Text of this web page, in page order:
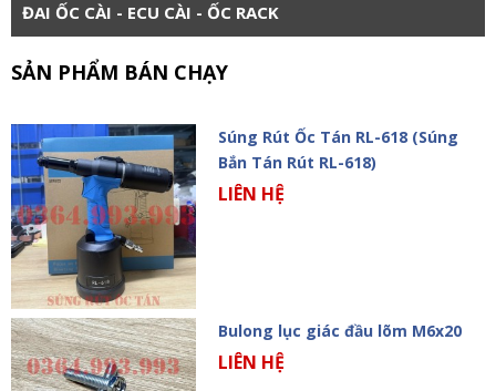
ĐAI ỐC CÀI - ECU CÀI - ỐC RACK
SẢN PHẨM BÁN CHẠY
Súng Rút Ốc Tán RL-618 (Súng
Bắn Tán Rút RL-618)
LIÊN HỆ
Bulong lục giác đầu lõm M6x20
LIÊN HỆ